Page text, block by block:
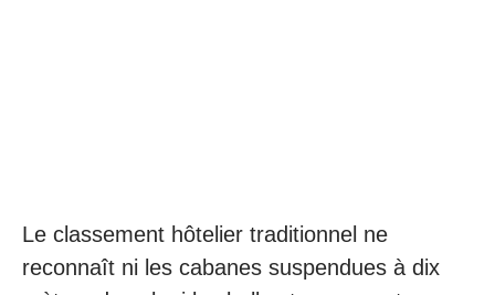
Le classement hôtelier traditionnel ne
reconnaît ni les cabanes suspendues à dix